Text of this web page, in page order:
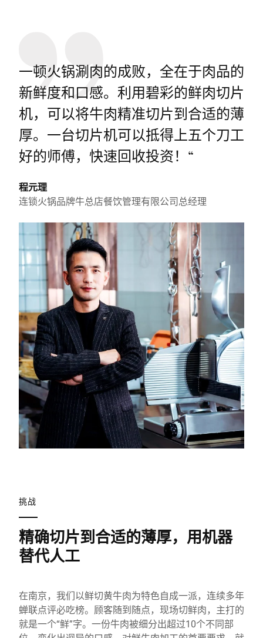
一顿火锅涮肉的成败，全在于肉品的
新鲜度和口感。利用碧彩的鲜肉切片
机，可以将牛肉精准切片到合适的薄
厚。一台切片机可以抵得上五个刀工
好的师傅，快速回收投资！ “
程元理
连锁火锅品牌牛总店餐饮管理有限公司总经理
挑战
精确切片到合适的薄厚，用机器
替代人工
在南京，我们以鲜切黄牛肉为特色自成一派，连续多年
蝉联点评必吃榜。顾客随到随点，现场切鲜肉，主打的
就是一个“鲜”字。一份牛肉被细分出超过10个不同部